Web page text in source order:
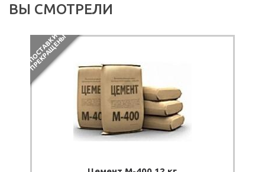
ВЫ СМОТРЕЛИ
П
О
С
Т
А
В
К
И
П
Р
Е
К
Р
А
Щ
Е
Н
Ы